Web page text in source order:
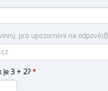
pro upozornění na odpověď)
je 3 + 2? *